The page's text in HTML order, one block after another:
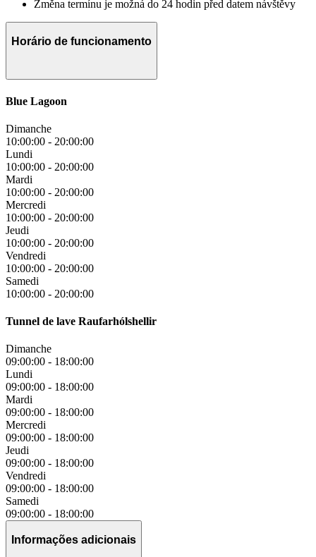
Změna termínu je možná do 24 hodin před datem návštěvy
Horário de funcionamento
Blue Lagoon
Dimanche
10:00:00 - 20:00:00
Lundi
10:00:00 - 20:00:00
Mardi
10:00:00 - 20:00:00
Mercredi
10:00:00 - 20:00:00
Jeudi
10:00:00 - 20:00:00
Vendredi
10:00:00 - 20:00:00
Samedi
10:00:00 - 20:00:00
Tunnel de lave Raufarhólshellir
Dimanche
09:00:00 - 18:00:00
Lundi
09:00:00 - 18:00:00
Mardi
09:00:00 - 18:00:00
Mercredi
09:00:00 - 18:00:00
Jeudi
09:00:00 - 18:00:00
Vendredi
09:00:00 - 18:00:00
Samedi
09:00:00 - 18:00:00
Informações adicionais